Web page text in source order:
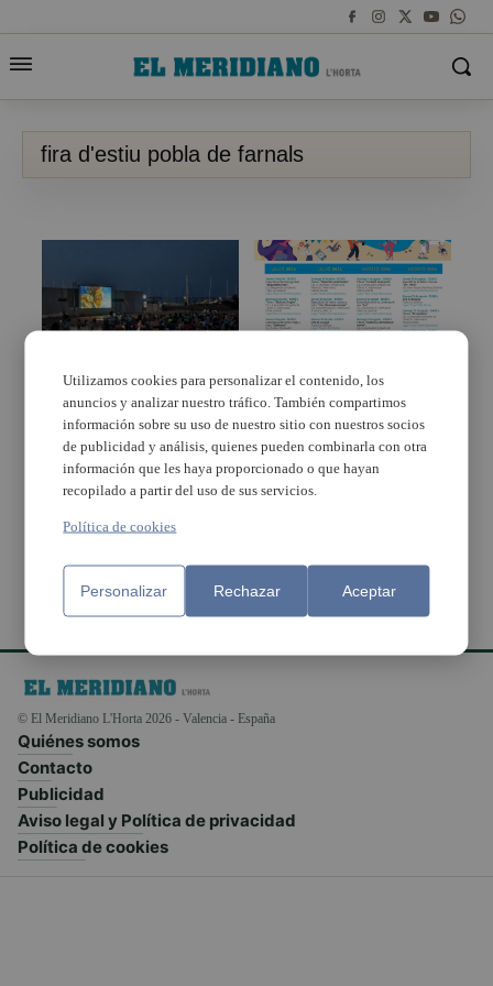
fira d'estiu pobla de farnals
La Fira d’Estiu arranca
su segundo mes de
actividades con más
cultura y espectáculos
en la playa de La Pobla
de Farnals
Fira d’Estiu Pobla de
Farnals 2026: Mercados
temáticos, cine en la
playa y programación
completa
© El Meridiano L'Horta 2026 - Valencia - España
Quiénes somos
Contacto
Publicidad
Aviso legal y Política de privacidad
Política de cookies
Utilizamos cookies para personalizar el contenido, los
anuncios y analizar nuestro tráfico. También compartimos
información sobre su uso de nuestro sitio con nuestros socios
de publicidad y análisis, quienes pueden combinarla con otra
información que les haya proporcionado o que hayan
recopilado a partir del uso de sus servicios.
Política de cookies
Personalizar Rechazar Aceptar